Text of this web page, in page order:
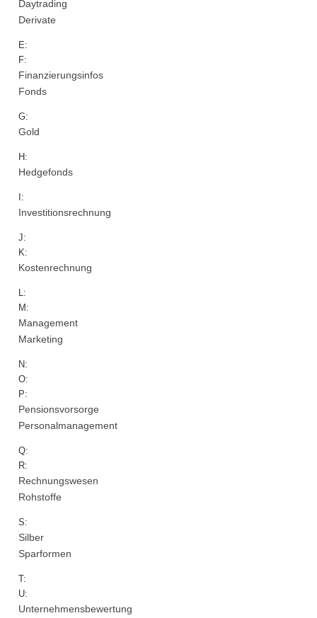
Daytrading
Derivate
E:
F:
Finanzierungsinfos
Fonds
G:
Gold
H:
Hedgefonds
I:
Investitionsrechnung
J:
K:
Kostenrechnung
L:
M:
Management
Marketing
N:
O:
P:
Pensionsvorsorge
Personalmanagement
Q:
R:
Rechnungswesen
Rohstoffe
S:
Silber
Sparformen
T:
U:
Unternehmensbewertung